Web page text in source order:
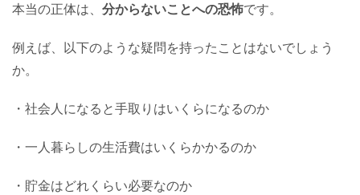
本当の正体は、 分からないことへの恐怖です。
例えば、以下のような疑問を持ったことはないでしょう
か。
・社会人になると手取りはいくらになるのか
・一人暮らしの生活費はいくらかかるのか
・貯金はどれくらい必要なのか